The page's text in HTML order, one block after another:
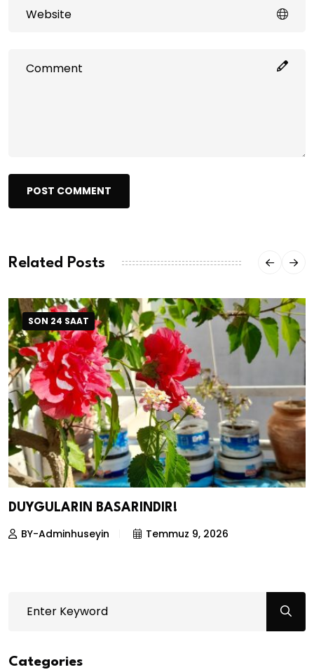
POST COMMENT
Related Posts
SON 24 SAAT
DUYGULARIN BASARINDIR!
BY-Adminhuseyin Temmuz 9, 2026
Categories